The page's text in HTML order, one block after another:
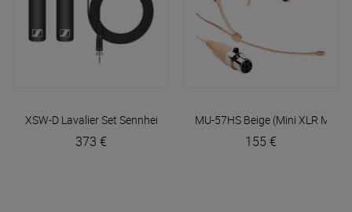
XSW-D Lavalier Set Sennheiser
373 €
MU-57HS Beige (Mini XLR Mipro)
155 €